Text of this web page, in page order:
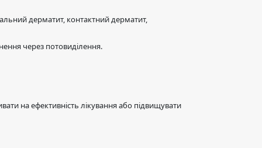
дерматит, контактний дерматит,
через потовиділення.
на ефективність лікування або підвищувати